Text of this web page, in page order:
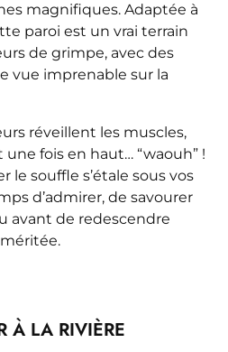
magnifiques. Adaptée à
paroi est un vrai terrain
de grimpe, avec des
vue imprenable sur la
réveillent les muscles,
une fois en haut… “waouh” !
le souffle s’étale sous vos
d’admirer, de savourer
avant de redescendre
À LA RIVIÈRE